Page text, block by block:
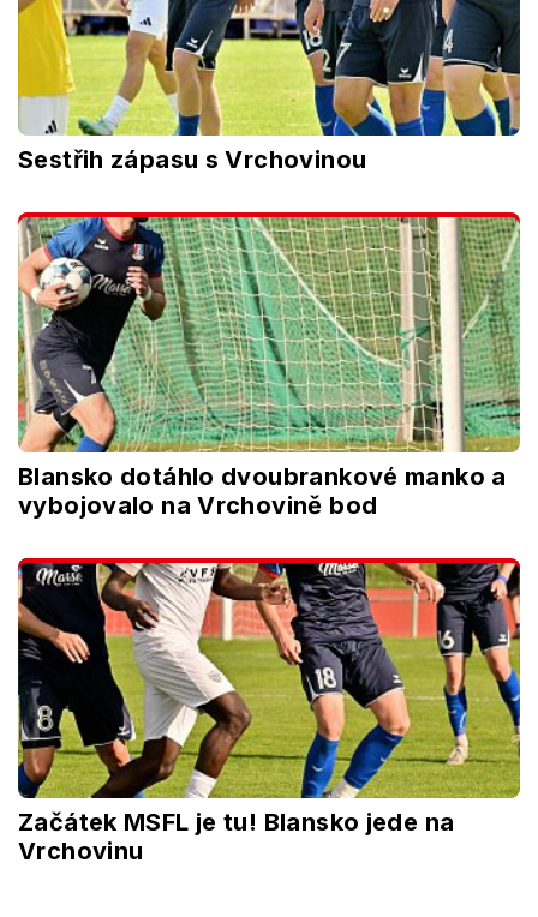
Sestřih zápasu s Vrchovinou
Blansko dotáhlo dvoubrankové manko a
vybojovalo na Vrchovině bod
Začátek MSFL je tu! Blansko jede na
Vrchovinu